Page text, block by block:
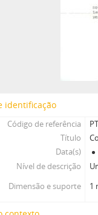
identificação
Código de referência
Título
Data(s)
Nível de descrição
Dimensão e suporte
1